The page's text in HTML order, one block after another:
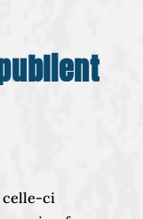
celle-ci